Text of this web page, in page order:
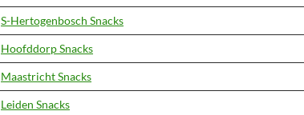
S-Hertogenbosch Snacks
Hoofddorp Snacks
Maastricht Snacks
Leiden Snacks